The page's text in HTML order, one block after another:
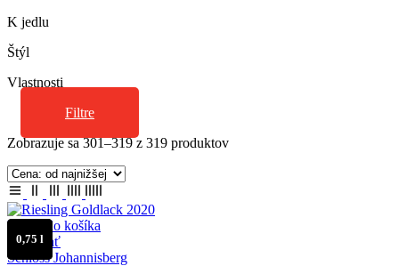
K jedlu
Štýl
Vlastnosti
Filtre
Zobrazuje sa 301–319 z 319 produktovZoradené
Pridať do košíka
Porovnať
Schloss Johannisberg
0,75 l